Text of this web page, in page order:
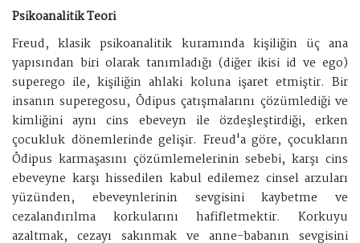
Psikoanalitik Teori
Freud, klasik psikoanalitik kuramında kişiliğin üç ana
yapısından biri olarak tanımladığı (diğer ikisi id ve ego)
superego ile, kişiliğin ahlaki koluna işaret etmiştir. Bir
insanın superegosu, Ödipus çatışmalarını çözümlediği ve
kimliğini aynı cins ebeveyn ile özdeşleştirdiği, erken
çocukluk dönemlerinde gelişir. Freud'a göre, çocukların
Ödipus karmaşasını çözümlemelerinin sebebi, karşı cins
ebeveyne karşı hissedilen kabul edilemez cinsel arzuları
yüzünden, ebeveynlerinin sevgisini kaybetme ve
cezalandırılma korkularını hafifletmektir. Korkuyu
azaltmak, cezayı sakınmak ve anne-babanın sevgisini